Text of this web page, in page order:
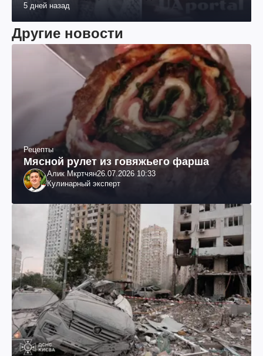
5 дней назад
Другие новости
Рецепты
Мясной рулет из говяжьего фарша
Алик Мкртчян26.07.2026 10:33
Кулинарный эксперт